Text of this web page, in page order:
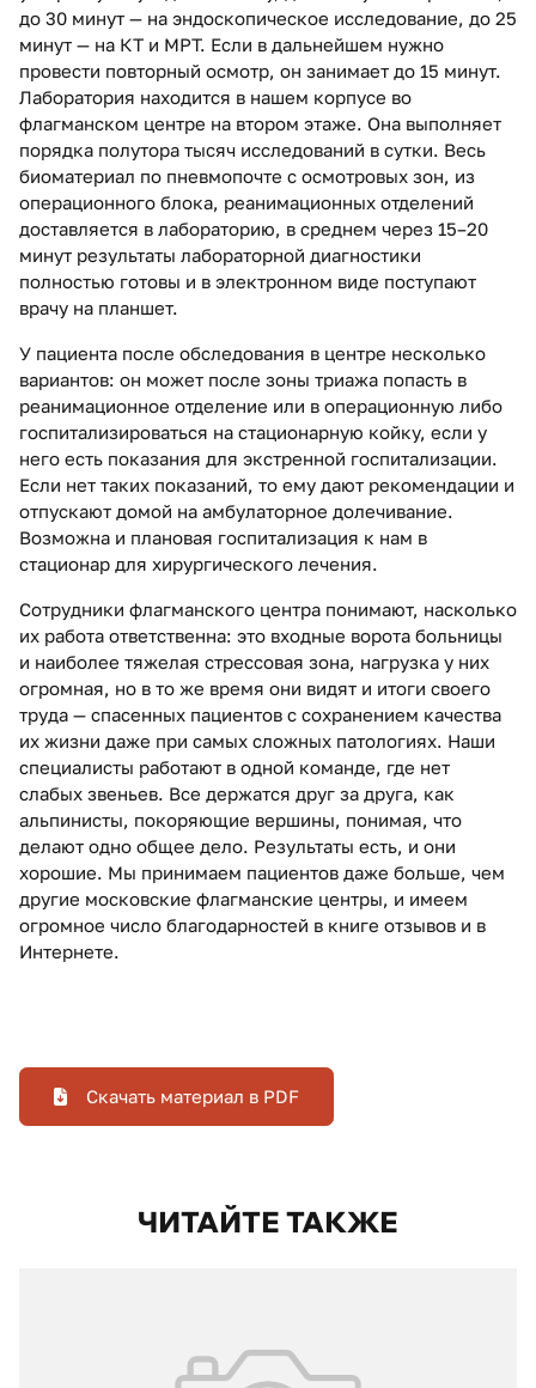
до 30 минут — на эндоскопическое исследование, до 25
минут — на КТ и МРТ. Если в дальнейшем нужно
провести повторный осмотр, он занимает до 15 минут.
Лаборатория находится в нашем корпусе во
флагманском центре на втором этаже. Она выполняет
порядка полутора тысяч исследований в сутки. Весь
биоматериал по пневмопочте с осмотровых зон, из
операционного блока, реанимационных отделений
доставляется в лабораторию, в среднем через 15–20
минут результаты лабораторной диагностики
полностью готовы и в электронном виде поступают
врачу на планшет.
У пациента после обследования в центре несколько
вариантов: он может после зоны триажа попасть в
реанимационное отделение или в операционную либо
госпитализироваться на стационарную койку, если у
него есть показания для экстренной госпитализации.
Если нет таких показаний, то ему дают рекомендации и
отпускают домой на амбулаторное долечивание.
Возможна и плановая госпитализация к нам в
стационар для хирургического лечения.
Сотрудники флагманского центра понимают, насколько
их работа ответственна: это входные ворота больницы
и наиболее тяжелая стрессовая зона, нагрузка у них
огромная, но в то же время они видят и итоги своего
труда — спасенных пациентов с сохранением качества
их жизни даже при самых сложных патологиях. Наши
специалисты работают в одной команде, где нет
слабых звеньев. Все держатся друг за друга, как
альпинисты, покоряющие вершины, понимая, что
делают одно общее дело. Результаты есть, и они
хорошие. Мы принимаем пациентов даже больше, чем
другие московские флагманские центры, и имеем
огромное число благодарностей в книге отзывов и в
Интернете.
Скачать материал в PDF
ЧИТАЙТЕ ТАКЖЕ